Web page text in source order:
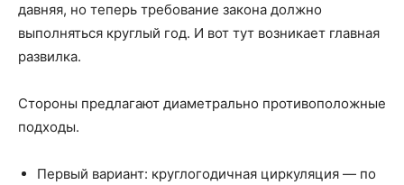
давняя, но теперь требование закона должно
выполняться круглый год. И вот тут возникает главная
развилка.
Стороны предлагают диаметрально противоположные
подходы.
Первый вариант: круглогодичная циркуляция — по